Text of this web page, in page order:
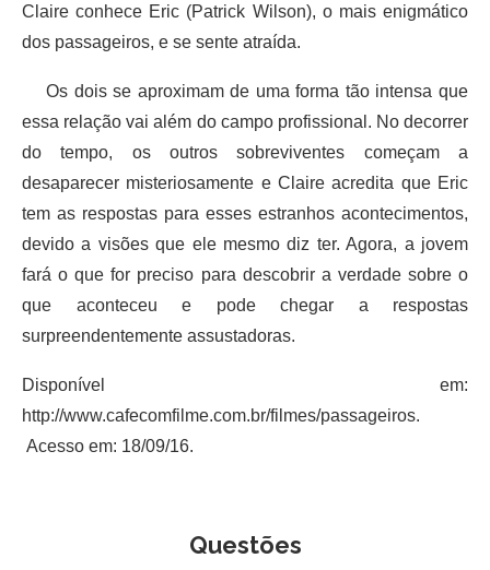
Claire conhece Eric (Patrick Wilson), o mais enigmático
dos passageiros, e se sente atraída.
Os dois se aproximam de uma forma tão intensa que
essa relação vai além do campo profissional. No decorrer
do tempo, os outros sobreviventes começam a
desaparecer misteriosamente e Claire acredita que Eric
tem as respostas para esses estranhos acontecimentos,
devido a visões que ele mesmo diz ter. Agora, a jovem
fará o que for preciso para descobrir a verdade sobre o
que aconteceu e pode chegar a respostas
surpreendentemente assustadoras.
Disponível em:
http://www.cafecomfilme.com.br/filmes/passageiros.
Acesso em: 18/09/16.
Questões